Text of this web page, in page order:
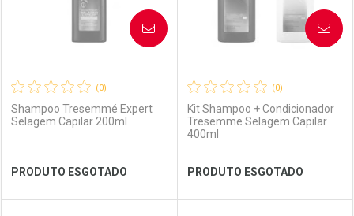
Ver Desconto Convênio Ver Desconto Convênio
(0)
Shampoo Tresemmé Expert
Selagem Capilar 200ml
PRODUTO ESGOTADO
AVISE-ME
(0)
Kit Shampoo + Condicionador
Tresemme Selagem Capilar
400ml
PRODUTO ESGOTADO
AVISE-ME